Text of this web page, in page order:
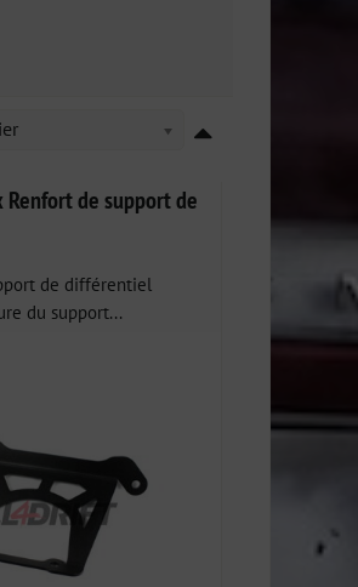
Renfort de support de
de différentiel
du support...